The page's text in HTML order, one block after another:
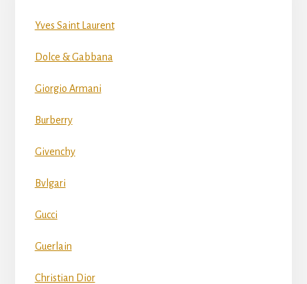
Yves Saint Laurent
Dolce & Gabbana
Giorgio Armani
Burberry
Givenchy
Bvlgari
Gucci
Guerlain
Christian Dior